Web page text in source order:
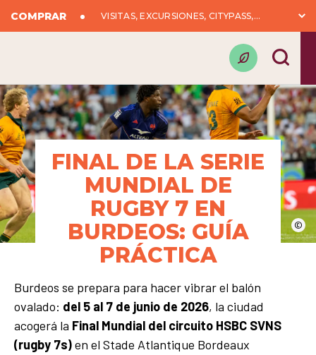
COMPRAR VISITAS, EXCURSIONES, CITYPASS,...
©
FINAL DE LA SERIE
MUNDIAL DE
RUGBY 7 EN
BURDEOS: GUÍA
PRÁCTICA
Burdeos se prepara para hacer vibrar el balón
ovalado: del 5 al 7 de junio de 2026, la ciudad
acogerá la Final Mundial del circuito HSBC SVNS
(rugby 7s)en el Stade Atlantique Bordeaux